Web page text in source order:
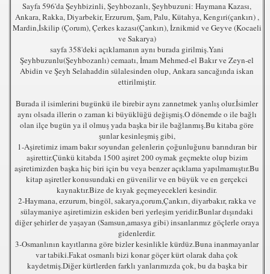
Sayfa 596'da Şeyhbizinli, Şeyhbozanlı, Şeyhbuzuni: Haymana Kazası,
Ankara, Rakka, Diyarbekir, Erzurum, Şam, Palu, Kütahya, Kengıri(çankırı) ,
Mardin,İskilip (Çorum), Çerkes kazası(Çankırı), İznikmid ve Geyve (Kocaeli
ve Sakarya)
sayfa 358'deki açıklamanın aynı burada girilmiş.Yani
Şeyhbuzunlu(Şeyhbozanlı) cemaatı, İmam Mehmed-el Bakır ve Zeyn-el
Abidin ve Şeyh Selahaddin sülalesinden olup, Ankara sancağında iskan
ettirilmiştir.
Burada il isimlerini bugünkü ile birebir aynı zannetmek yanlış olur.İsimler
aynı olsada illerin o zaman ki büyüklüğü değişmiş.O dönemde o ile bağlı
olan ilçe bugün ya il olmuş yada başka bir ile bağlanmış.Bu kitaba göre
şunlar kesinleşmiş gibi,
1-Aşiretimiz imam bakır soyundan gelenlerin çoğunluğunu barındıran bir
aşirettir.Çünkü kitabda 1500 aşiret 200 oymak geçmekte olup bizim
aşiretimizden başka hiç biri için bu veya benzer açıklama yapılmamıştır.Bu
kitap aşiretler konusundaki en güvenilir ve en büyük ve en gerçekci
kaynaktır.Bize de kıyak geçmeyecekleri kesindir.
2-Haymana, erzurum, bingöl, sakarya,çorum,Çankırı, diyarbakır, rakka ve
sülaymaniye aşiretimizin eskiden beri yerleşim yeridir.Bunlar dışındaki
diğer şehirler de yaşayan (Samsun,amasya gibi) insanlarımız göçlerle oraya
gidenlerdir.
3-Osmanlının kayıtlarına göre bizler kesinlikle kürdüz.Buna inanmayanlar
var tabiki.Fakat osmanlı bizi konar göçer kürt olarak daha çok
kaydetmiş.Diğer kürtlerden farklı yanlarımızda çok, bu da başka bir